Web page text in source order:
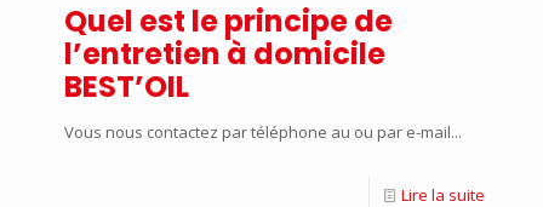
Quel est le principe de
l’entretien à domicile
BEST’OIL
Vous nous contactez par téléphone au ou par e-mail...
Lire la suite